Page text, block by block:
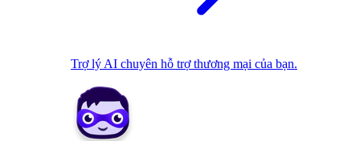
Trợ lý AI chuyên hỗ trợ thương mại của bạn.